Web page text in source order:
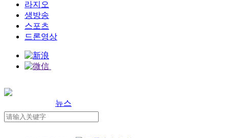
라지오
생방송
스포츠
드론영상
뉴스